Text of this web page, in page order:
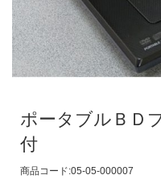
ポータブルＢＤ
付
商品コード:05-05-000007